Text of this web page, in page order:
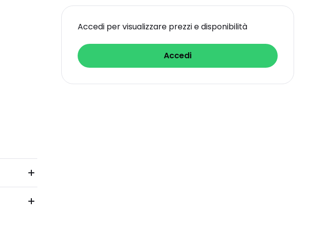
Accedi per visualizzare prezzi e disponibilità
Accedi